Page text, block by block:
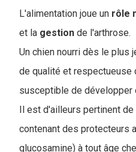
L'alimentation joue un rôle
et la gestion de l'arthrose.
Un chien nourri dès le plus
de qualité et
susceptible de développer
Il est d'ailleurs pertinent
contenant des protecteurs
glucosamine) à tout âge